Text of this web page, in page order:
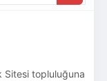
Sitesi topluluğuna